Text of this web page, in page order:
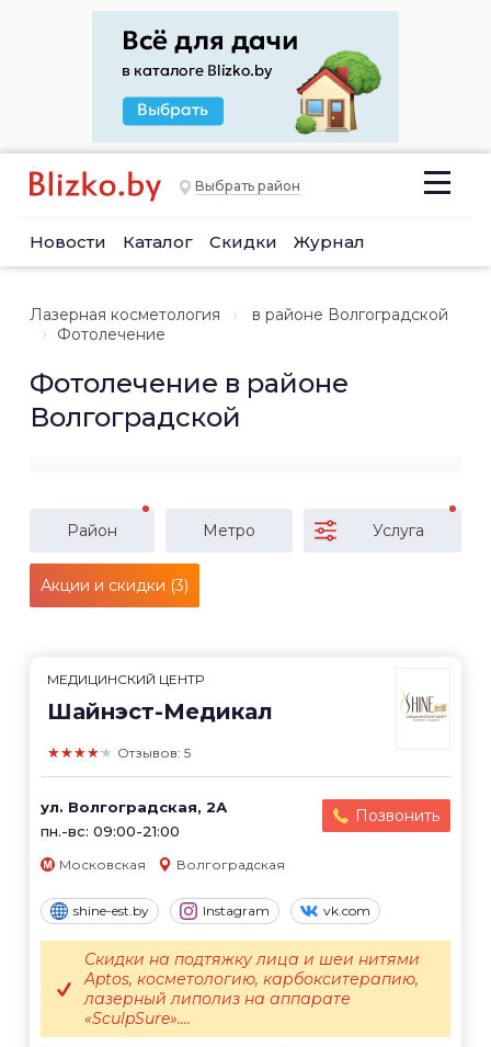
Выбрать район
Новости Каталог Скидки Журнал
Лазерная косметология
в районе Волгоградской
Фотолечение
Фотолечение в районе
Волгоградской
Район Метро Услуга
Акции и скидки (3)
МЕДИЦИНСКИЙ ЦЕНТР
Шайнэст-Медикал
★★★★★ Отзывов: 5
ул. Волгоградская, 2А
пн.-вс: 09:00-21:00
Позвонить
Московская Волгоградская
shine-est.by Instagram vk.com
Скидки на подтяжку лица и шеи нитями
Aptos, косметологию, карбокситерапию,
лазерный липолиз на аппарате
«SculpSure»....